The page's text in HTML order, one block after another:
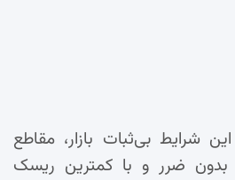
شرایط بی‌ثبات بازار، مقاطع
بدون ضرر و با کمترین ریسک